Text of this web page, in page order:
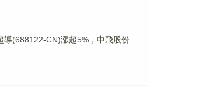
導(688122-CN)漲超5%，中飛股份